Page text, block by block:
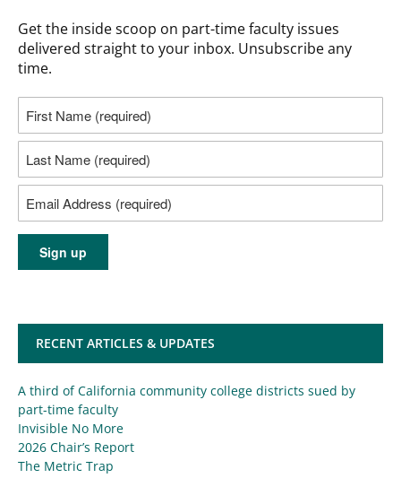
Get the inside scoop on part-time faculty issues
delivered straight to your inbox. Unsubscribe any
time.
RECENT ARTICLES & UPDATES
A third of California community college districts sued by
part-time faculty
Invisible No More
2026 Chair’s Report
The Metric Trap